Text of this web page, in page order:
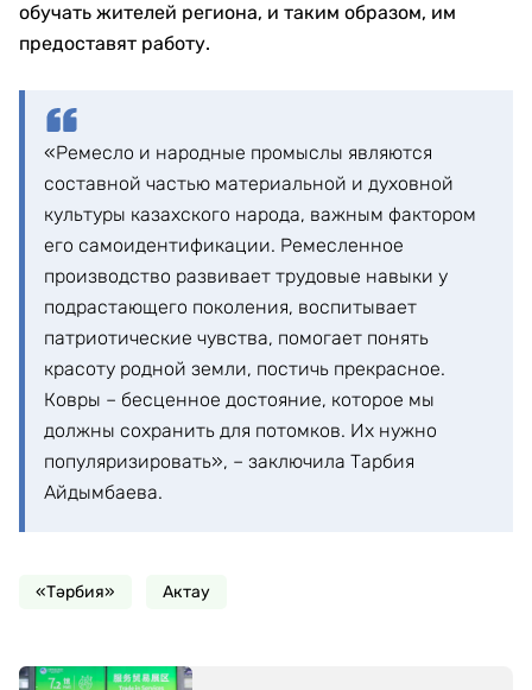
обучать жителей региона, и таким образом, им
предоставят работу.
«Ремесло и народные промыслы являются
составной частью материальной и духовной
культуры казахского народа, важным фактором
его самоидентификации. Ремесленное
производство развивает трудовые навыки у
подрастающего поколения, воспитывает
патриотические чувства, помогает понять
красоту родной земли, постичь прекрасное.
Ковры – бесценное достояние, которое мы
должны сохранить для потомков. Их нужно
популяризировать», – заключила Тарбия
Айдымбаева.
«Тәрбия» Актау